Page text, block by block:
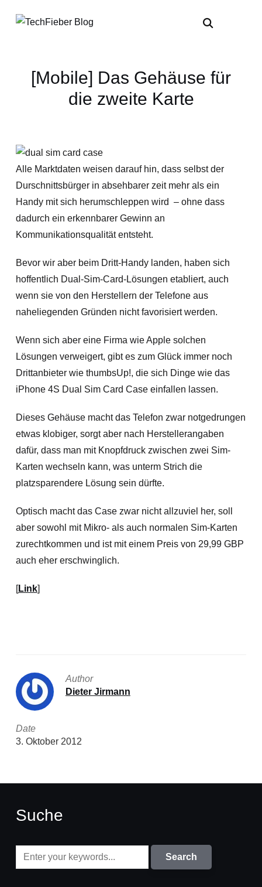
[Mobile] Das Gehäuse für
die zweite Karte
Alle Marktdaten weisen darauf hin, dass selbst der
Durschnittsbürger in absehbarer zeit mehr als ein
Handy mit sich herumschleppen wird – ohne dass
dadurch ein erkennbarer Gewinn an
Kommunikationsqualität entsteht.
Bevor wir aber beim Dritt-Handy landen, haben sich
hoffentlich Dual-Sim-Card-Lösungen etabliert, auch
wenn sie von den Herstellern der Telefone aus
naheliegenden Gründen nicht favorisiert werden.
Wenn sich aber eine Firma wie Apple solchen
Lösungen verweigert, gibt es zum Glück immer noch
Drittanbieter wie thumbsUp!, die sich Dinge wie das
iPhone 4S Dual Sim Card Case einfallen lassen.
Dieses Gehäuse macht das Telefon zwar notgedrungen
etwas klobiger, sorgt aber nach Herstellerangaben
dafür, dass man mit Knopfdruck zwischen zwei Sim-
Karten wechseln kann, was unterm Strich die
platzsparendere Lösung sein dürfte.
Optisch macht das Case zwar nicht allzuviel her, soll
aber sowohl mit Mikro- als auch normalen Sim-Karten
zurechtkommen und ist mit einem Preis von 29,99 GBP
auch eher erschwinglich.
[Link]
Author
Dieter Jirmann
Date
3. Oktober 2012
Suche